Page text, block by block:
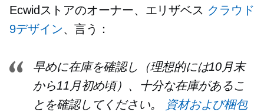
Ecwidストアのオーナー、エリザベス クラウド
9デザイン、言う：
早めに在庫を確認し（理想的には10月末
から11月初め頃）、十分な在庫があるこ
とを確認してください。
資材および梱包